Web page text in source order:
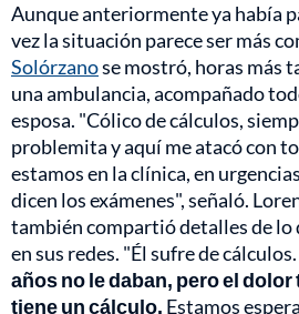
Aunque anteriormente ya había
vez la situación parece ser más
Solórzanose mostró, horas más
una ambulancia, acompañado
esposa. "Cólico de cálculos,
problemita y aquí me atacó con
estamos en la clínica, en
dicen los exámenes", señaló.
también compartió detalles de lo
en sus redes. "Él sufre de cálculos.
años no le daban, pero el
tiene un cálculo. Estamos